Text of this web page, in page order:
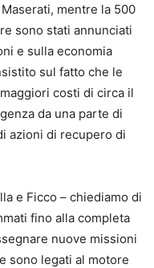
mentre la 500
sono stati annunciati
e sulla economia
sul fatto che le
costi di circa il
da una parte di
azioni di recupero di
e Ficco – chiediamo di
fino alla completa
nuove missioni
sono legati al motore